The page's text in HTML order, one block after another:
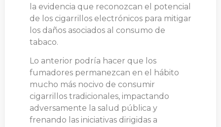
la evidencia que reconozcan el potencial
de los cigarrillos electrónicos para mitigar
los daños asociados al consumo de
tabaco.
Lo anterior podría hacer que los
fumadores permanezcan en el hábito
mucho más nocivo de consumir
cigarrillos tradicionales, impactando
adversamente la salud pública y
frenando las iniciativas dirigidas a